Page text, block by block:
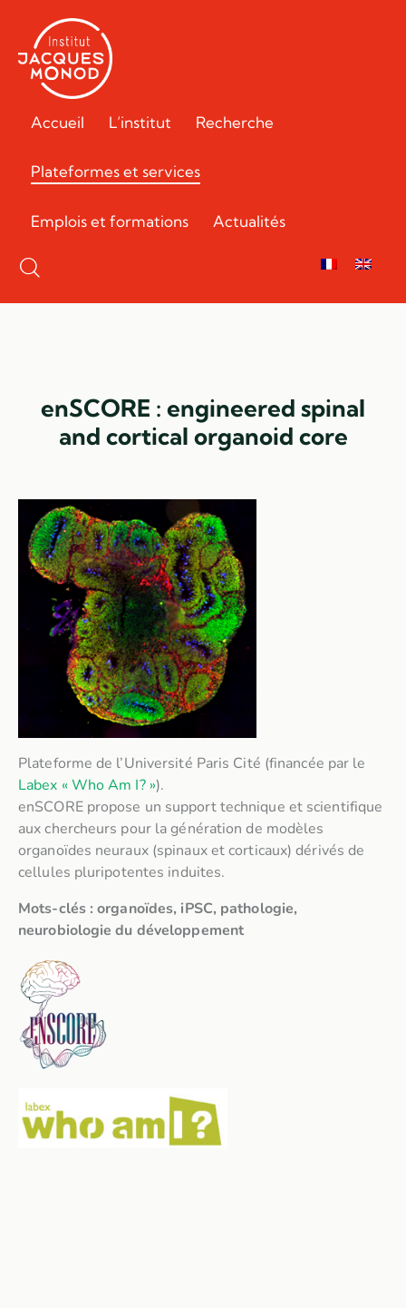
Accueil L’institut Recherche
Plateformes et services
Emplois et formations Actualités
enSCORE : engineered spinal
and cortical organoid core
Plateforme de l’Université Paris Cité (financée par le
Labex « Who Am I? »).
enSCORE propose un support technique et scientifique
aux chercheurs pour la génération de modèles
organoïdes neuraux (spinaux et corticaux) dérivés de
cellules pluripotentes induites.
Mots-clés : organoïdes, iPSC, pathologie,
neurobiologie du développement